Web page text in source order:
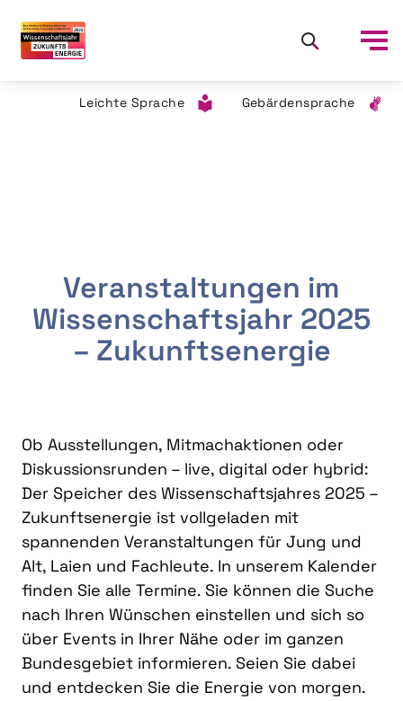
Leichte Sprache Gebärdensprache
Veranstaltungen im
Wissenschaftsjahr 2025
– Zukunftsenergie
Ob Ausstellungen, Mitmachaktionen oder
Diskussionsrunden – live, digital oder hybrid:
Der Speicher des Wissenschaftsjahres 2025 –
Zukunftsenergie ist vollgeladen mit
spannenden Veranstaltungen für Jung und
Alt, Laien und Fachleute. In unserem Kalender
finden Sie alle Termine. Sie können die Suche
nach Ihren Wünschen einstellen und sich so
über Events in Ihrer Nähe oder im ganzen
Bundesgebiet informieren. Seien Sie dabei
und entdecken Sie die Energie von morgen.